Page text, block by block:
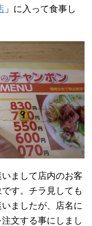
」に入って食事し
まして店内のお客
す。チラ見しても
ましたが、店名に
文する事にしまし